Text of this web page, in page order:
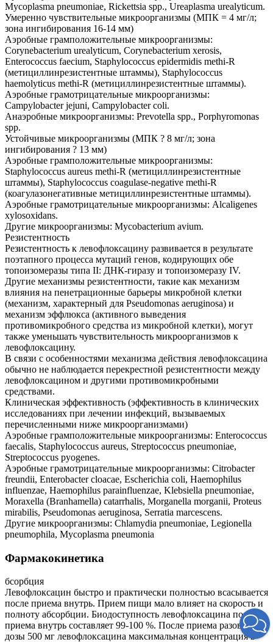
Mycoplasma pneumoniae, Rickettsia spp., Ureaplasma urealyticum.
Умеренно чувствительные микроорганизмы (МПК = 4 мг/л;
зона ингибирования 16-14 мм)
Аэробные грамположительные микроорганизмы:
Corynebacterium urealyticum, Corynebacterium xerosis,
Enterococcus faecium, Staphylococcus epidermidis methi-R
(метициллинрезистентные штаммы), Staphylococcus
haemolyticus methi-R (метициллинрезистентные штаммы).
Аэробные грамотрицательные микроорганизмы:
Campylobacter jejuni, Campylobacter coli.
Анаэробные микроорганизмы: Prevotella spp., Porphyromonas
spp.
Устойчивые микроорганизмы (МПК ? 8 мг/л; зона
ингибирования ? 13 мм)
Аэробные грамположительные микроорганизмы:
Staphylococcus aureus methi-R (метициллинрезистентные
штаммы), Staphylococcus coagulase-negative methi-R
(коагулазонегативные метициллинрезистентные штаммы).
Аэробные грамотрицательные микроорганизмы: Alcaligenes
xylosoxidans.
Другие микроорганизмы: Mycobacterium avium.
Резистентность
Резистентность к левофлоксацину развивается в результате
поэтапного процесса мутаций генов, кодирующих обе
топоизомеразы типа II: ДНК-гиразу и топоизомеразу IV.
Другие механизмы резистентности, такие как механизм
влияния на пенетрационные барьеры микробной клетки
(механизм, характерный для Pseudomonas aeruginosa) и
механизм эффлюкса (активного выведения
противомикробного средства из микробной клетки), могут
также уменьшать чувствительность микроорганизмов к
левофлоксацину.
В связи с особенностями механизма действия левофлоксацина
обычно не наблюдается перекрестной резистентности между
левофлоксацином и другими противомикробными
средствами.
Клиническая эффективность (эффективность в клинических
исследованиях при лечении инфекций, вызываемых
перечисленными ниже микроорганизмами)
Аэробные грамположительные микроорганизмы: Enterococcus
faecalis, Staphylococcus aureus, Streptococcus pneumoniae,
Streptococcus pyogenes.
Аэробные грамотрицательные микроорганизмы: Citrobacter
freundii, Enterobacter cloacae, Escherichia coli, Haemophilus
influenzae, Haemophilus parainfluenzae, Klebsiella pneumoniae,
Moraxella (Branhamella) catarrhalis, Morganella morganii, Proteus
mirabilis, Pseudomonas aeruginosa, Serratia marcescens.
Другие микроорганизмы: Chlamydia pneumoniae, Legionella
pneumophila, Mycoplasma pneumonia
Фармакокинетика
бсорбция
Левофлоксацин быстро и практически полностью всасывается
после приема внутрь. Прием пищи мало влияет на скорость и
полноту абсорбции. Биодоступность левофлоксацина после
приема внутрь составляет 99-100 %. После приема разовой
дозы 500 мг левофлоксацина максимальная концентрация в